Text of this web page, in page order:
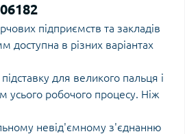
підприємств та закладів
в різних варіантах
для великого пальця і
усього робочого процесу. Ніж
невід'ємному з'єднанню